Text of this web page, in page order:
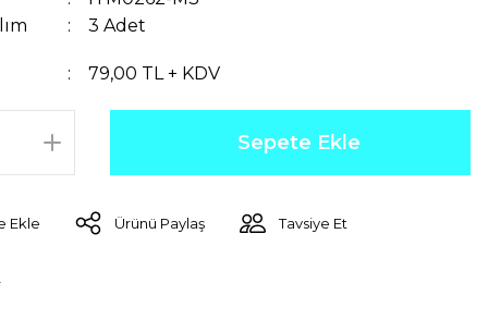
3 Adet
79,00 TL + KDV
Sepete Ekle
Ürünü Paylaş Tavsiye Et